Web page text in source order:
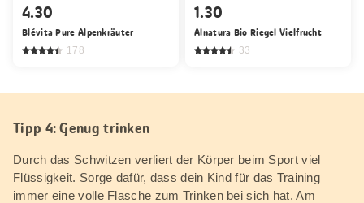
4.30
Blévita Pure Alpenkräuter
178
1.30
Alnatura Bio Riegel Vielfrucht
33
Tipp 4: Genug trinken
Durch das Schwitzen verliert der Körper beim Sport viel
Flüssigkeit. Sorge dafür, dass dein Kind für das Training
immer eine volle Flasche zum Trinken bei sich hat. Am